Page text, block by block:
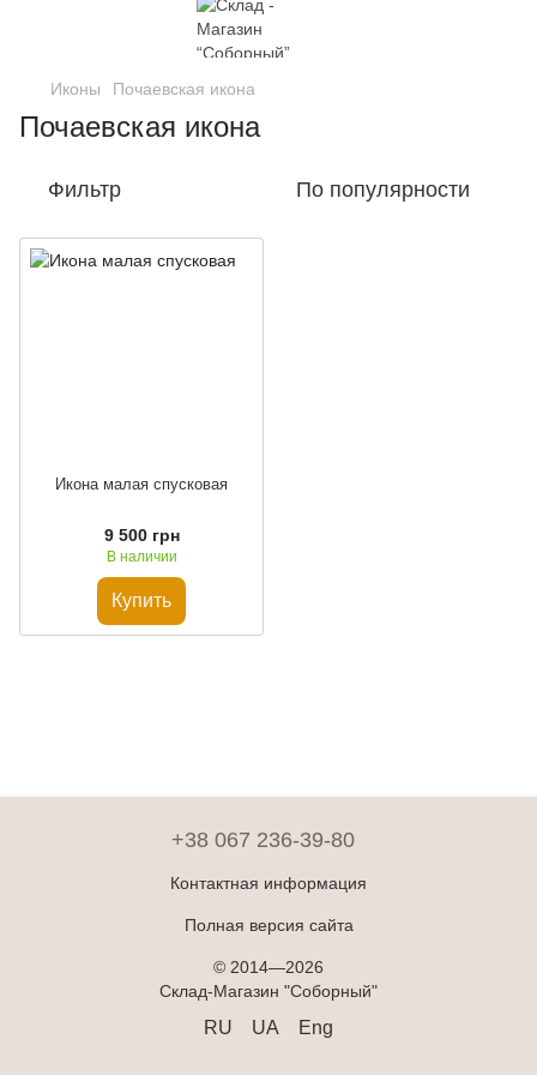
Иконы Почаевская икона
Почаевская икона
Фильтр По популярности
Икона малая спусковая
9 500 грн
В наличии
Купить
+38 067 236-39-80
Контактная информация
Полная версия сайта
© 2014—2026
Склад-Магазин "Соборный"
RU UA Eng